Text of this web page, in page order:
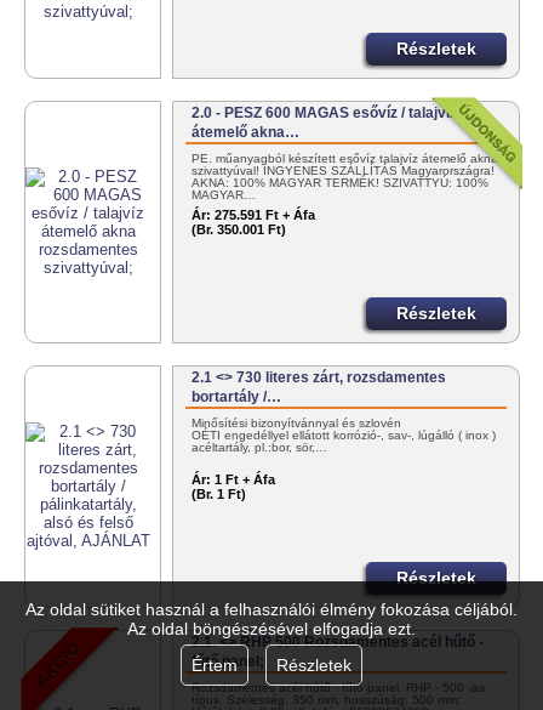
Az oldal sütiket használ a felhasználói élmény fokozása céljából.
Az oldal böngészésével elfogadja ezt.
Értem
Részletek
Részletek
2.0 - PESZ 600 MAGAS esővíz / talajvíz
átemelő akna…
PE. műanyagból készített esővíz talajvíz átemelő akna
szivattyúval! INGYENES SZÁLLÍTÁS Magyarországra!
AKNA: 100% MAGYAR TERMÉK! SZIVATTYÚ: 100%
MAGYAR…
Ár: 275.591 Ft + Áfa
(Br. 350.001 Ft)
Részletek
2.1 <> 730 literes zárt, rozsdamentes
bortartály /…
Minősítési bizonyítvánnyal és szlovén
OÉTI engedéllyel ellátott korrózió-, sav-, lúgálló ( inox )
acéltartály, pl.:bor, sör,…
Ár: 1 Ft + Áfa
(Br. 1 Ft)
Részletek
2.1. <> RHP 500 Rozsdamentes acél hűtő -
fűtő panel;
Rozsdamentes acél hűtő - fűtő panel. RHP - 500 -as
típus. Szélesség: 350 mm, hosszúság: 500 mm;